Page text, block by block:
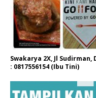
Swakarya 2X, Jl
: 0817556154 (Ibu Tini)